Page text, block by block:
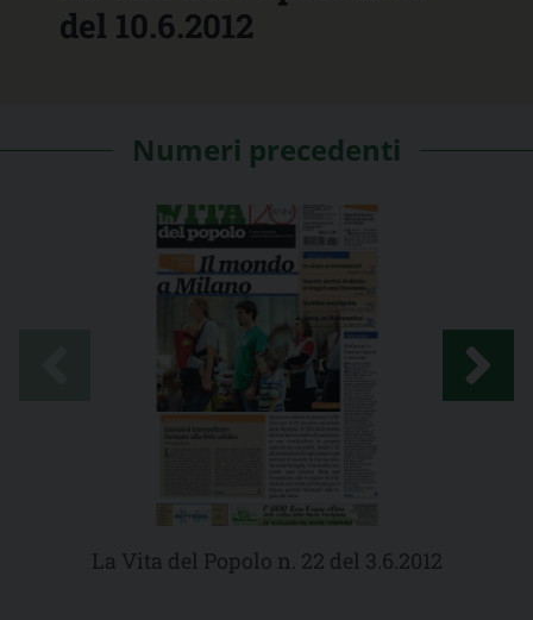
del 10.6.2012
Numeri precedenti
La Vita del Popolo n. 22 del 3.6.2012